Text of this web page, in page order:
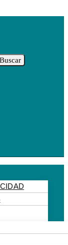
Buscar